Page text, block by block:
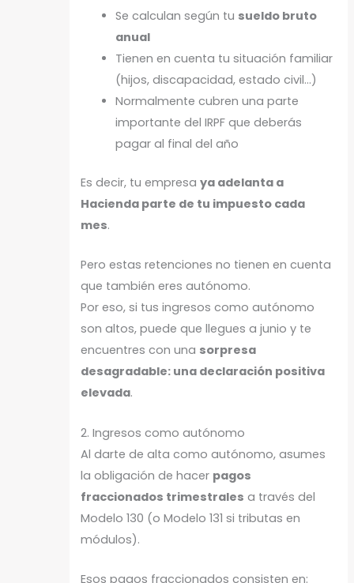
Se calculan según tu sueldo bruto
anual
Tienen en cuenta tu situación familiar
(hijos, discapacidad, estado civil…)
Normalmente cubren una parte
importante del IRPF que deberás
pagar al final del año
Es decir, tu empresaya adelanta a
Hacienda parte de tu impuesto cada
mes.
Pero estas retenciones no tienen en cuenta
que también eres autónomo.
Por eso, si tus ingresos como autónomo
son altos, puede que llegues a junio y te
encuentres con una sorpresa
desagradable: una declaración positiva
elevada.
2. Ingresos como autónomo
Al darte de alta como autónomo, asumes
la obligación de hacer pagos
fraccionados trimestrales a través del
Modelo 130 (o Modelo 131 si tributas en
módulos).
Esos pagos fraccionados consisten en: